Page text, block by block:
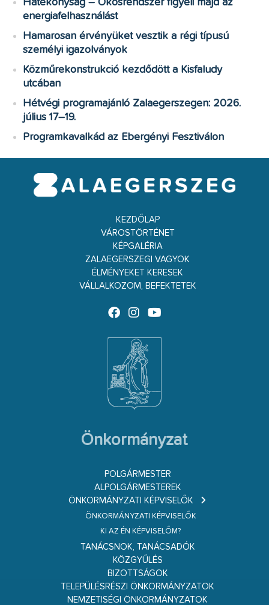
energiafelhasználást
Hamarosan érvényüket vesztik a régi típusú
személyi igazolványok
Közműrekonstrukció kezdődött a Kisfaludy
utcában
Hétvégi programajánló Zalaegerszegen: 2026.
július 17–19.
Programkavalkád az Ebergényi Fesztiválon
KEZDŐLAP
VÁROSTÖRTÉNET
KÉPGALÉRIA
ZALAEGERSZEGI VAGYOK
ÉLMÉNYEKET KERESEK
VÁLLALKOZOM, BEFEKTETEK
Önkormányzat
POLGÁRMESTER
ALPOLGÁRMESTEREK
ÖNKORMÁNYZATI KÉPVISELŐK
ÖNKORMÁNYZATI KÉPVISELŐK
KI AZ ÉN KÉPVISELŐM?
TANÁCSNOK, TANÁCSADÓK
KÖZGYŰLÉS
BIZOTTSÁGOK
TELEPÜLÉSRÉSZI ÖNKORMÁNYZATOK
NEMZETISÉGI ÖNKORMÁNYZATOK